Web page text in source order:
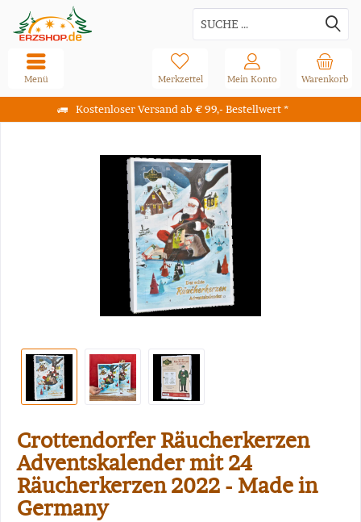
Kostenloser Versand ab € 99,- Bestellwert *
Warenkorb
Merkzettel Mein Konto
Menü
Crottendorfer Räucherkerzen
Adventskalender mit 24
Räucherkerzen 2022 - Made in
Germany